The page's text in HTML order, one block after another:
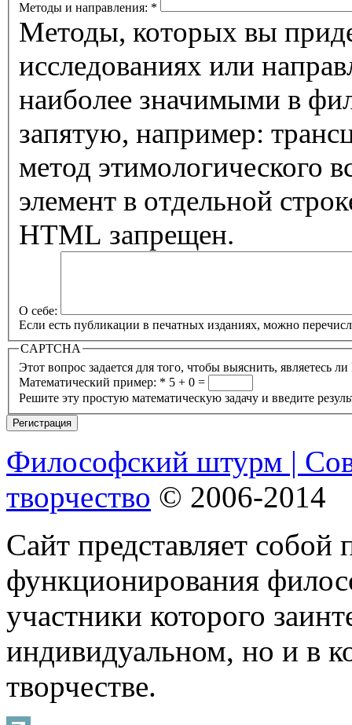
Методы и направления: *
Методы, которых вы
исследованиях или
наиболее значимыми в
запятую, например:
метод этимологического
элемент в отдельной
HTML запрещен.
О себе:
Если есть публикации в печатных изданиях, можно
CAPTCHA
Математический пример: * 5 + 0 =
Решите эту простую математическую задачу и введите
Философский штурм |
творчество © 2006-2014
Сайт представляет собой
функционирования
участники которого
индивидуальном, но и в
творчестве.